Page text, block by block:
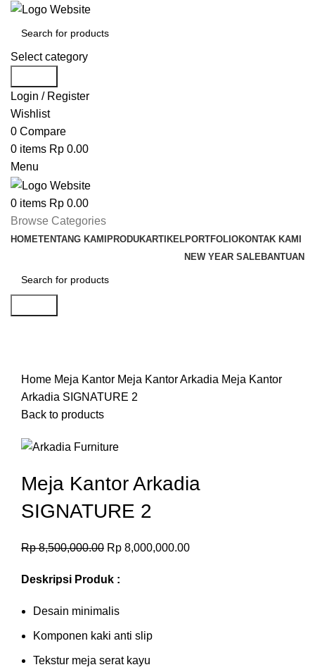
Select category
Login / Register
Wishlist
0 Compare
0 items Rp 0.00
Menu
0 items Rp 0.00
Browse Categories
HOMETENTANG KAMIPRODUKARTIKELPORTFOLIOKONTAK KAMI
NEW YEAR SALEBANTUAN
Home Meja Kantor Meja Kantor Arkadia Meja Kantor
Arkadia SIGNATURE 2
Back to products
Meja Kantor Arkadia
SIGNATURE 2
Rp8,500,000.00 Rp 8,000,000.00
Deskripsi Produk :
Desain minimalis
Komponen kaki anti slip
Tekstur meja serat kayu